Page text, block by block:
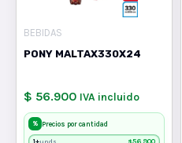
BEBIDAS
PONY MALTAX330X24
$ 56.900 IVA incluido
% Precios por cantidad